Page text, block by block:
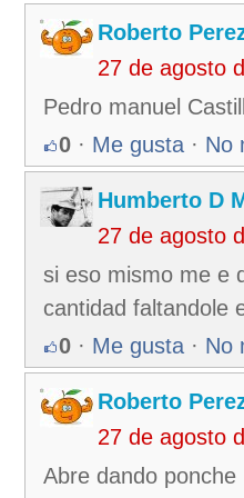
Roberto
27 de agosto
Pedro manuel
0 · Me gusta · No
Humberto D
27 de agosto
si eso mismo me e
cantidad faltandole
0 · Me gusta · No
Roberto
27 de agosto
Abre dando ponche